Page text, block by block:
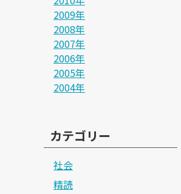
2009年
2008年
2007年
2006年
2005年
2004年
カテゴリー
社会
精読